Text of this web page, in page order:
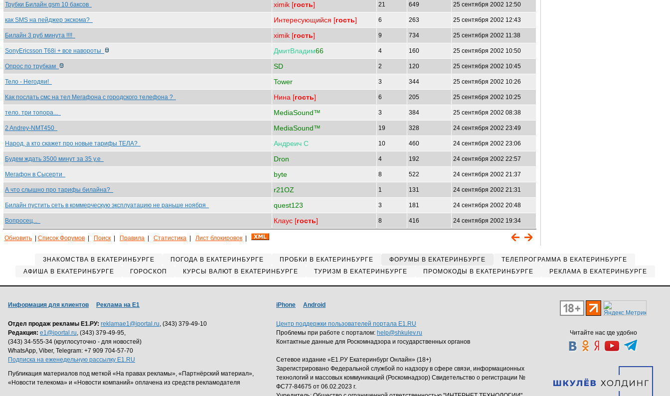
Трубки Билайн gsm 10 баксов ximik [гость] 21 649 25 сентября 2002 12:50
как SMS на пейджер экскома? Интересующийся [гость] 6 263 25 сентября 2002 12:43
Билайн 3 руб минута !!!! ximik [гость] 9 734 25 сентября 2002 11:38
SonyEricsson T68i + все навороты ДмитВладим66 4 160 25 сентября 2002 10:50
Опрос по трубкам SD 2 120 25 сентября 2002 10:45
Тело - Негодяи! Tower 3 344 25 сентября 2002 10:26
Как послать смс на тел Мегафона с городского телефона ? Нина [гость] 6 205 25 сентября 2002 10:25
тело. три топора... MediaSound™ 3 384 25 сентября 2002 08:38
2 Andrеy-NMT450 MediaSound™ 19 328 24 сентября 2002 23:49
Народ, а кто скажет про новые тарифы ТЕЛА? Андреич С 10 460 24 сентября 2002 23:06
Будем ждать 3500 минут за 35 у.е Dron 4 192 24 сентября 2002 22:57
Мегафон в Сысерти byte 8 522 24 сентября 2002 21:37
А что слышно про тарифы билайна? r21OZ 1 131 24 сентября 2002 21:31
Билайн пустить сеть в коммерческую эксплуатацию не раньше ноября quest123 3 181 24 сентября 2002 20:48
Вопросец... Клаус [гость] 8 416 24 сентября 2002 19:34
Обновить Список Форумов Поиск Правила Статистика Лист блокировок
ЗНАКОМСТВА В ЕКАТЕРИНБУРГЕ ПОГОДА В ЕКАТЕРИНБУРГЕ ПРОБКИ В ЕКАТЕРИНБУРГЕ ФОРУМЫ В ЕКАТЕРИНБУРГЕ
ТЕЛЕПРОГРАММА В ЕКАТЕРИНБУРГЕ
АФИША В ЕКАТЕРИНБУРГЕ
ГОРОСКОП КУРСЫ ВАЛЮТ В ЕКАТЕРИНБУРГЕ ТУРИЗМ В ЕКАТЕРИНБУРГЕ ПРОМОКОДЫ В ЕКАТЕРИНБУРГЕ РЕКЛАМА В ЕКАТЕРИНБУРГЕ
Читайте нас где удобно
Информация для клиентов Реклама на Е1
Отдел продаж рекламы Е1.РУ: reklamae1@iportal.ru, (343) 379-49-10
Редакция: e1@iportal.ru, (343) 379-49-95,
(343) 34-555-34 (круглосуточно - для новостей)
WhatsApp, Viber, Telegram: +7 909 704-57-70
Подписка на еженедельную рассылку E1.RU
Публикация материалов под меткой «На правах рекламы», «Партнёрский материал»,
«Новости телекома» и «Новости компаний» оплачена из средств рекламодателя
iPhone Android
Центр поддержки пользователей портала E1.RU
Проблемы при работе с порталом: help@shkulev.ru
Контактные данные для Роскомнадзора и государственных органов
Сетевое издание «Е1.РУ Екатеринбург Онлайн» (18+)
Зарегистрировано Федеральной службой по надзору в сфере связи, информационных
технологий и массовых коммуникаций (Роскомнадзор) Свидетельство о регистрации №
ФС77-84675 от 06.02.2023 г.